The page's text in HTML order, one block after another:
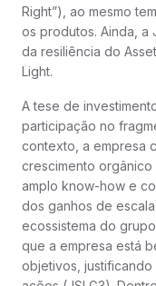
Right”), ao mesmo
os produtos. Ainda, a
da resiliência do
Light.
A tese de
participação no
contexto, a empresa
crescimento
amplo know-how e
dos ganhos de
ecossistema do
que a empresa está
objetivos, justificando